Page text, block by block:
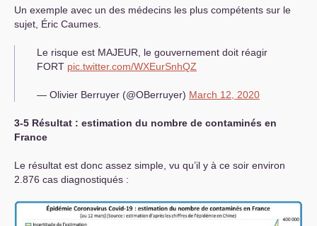
Un exemple avec un des médecins les plus compétents sur le
sujet, Éric Caumes.
Le risque est MAJEUR , le gouvernement doit réagir
FORT pic.twitter.com/WXEurSnhQZ
— Olivier Berruyer (@OBerruyer) March 12, 2020
3-5 Résultat : estimation du nombre de contaminés en
France
Le résultat est donc assez simple, vu qu’il y à ce soir environ
2.876 cas diagnostiqués :